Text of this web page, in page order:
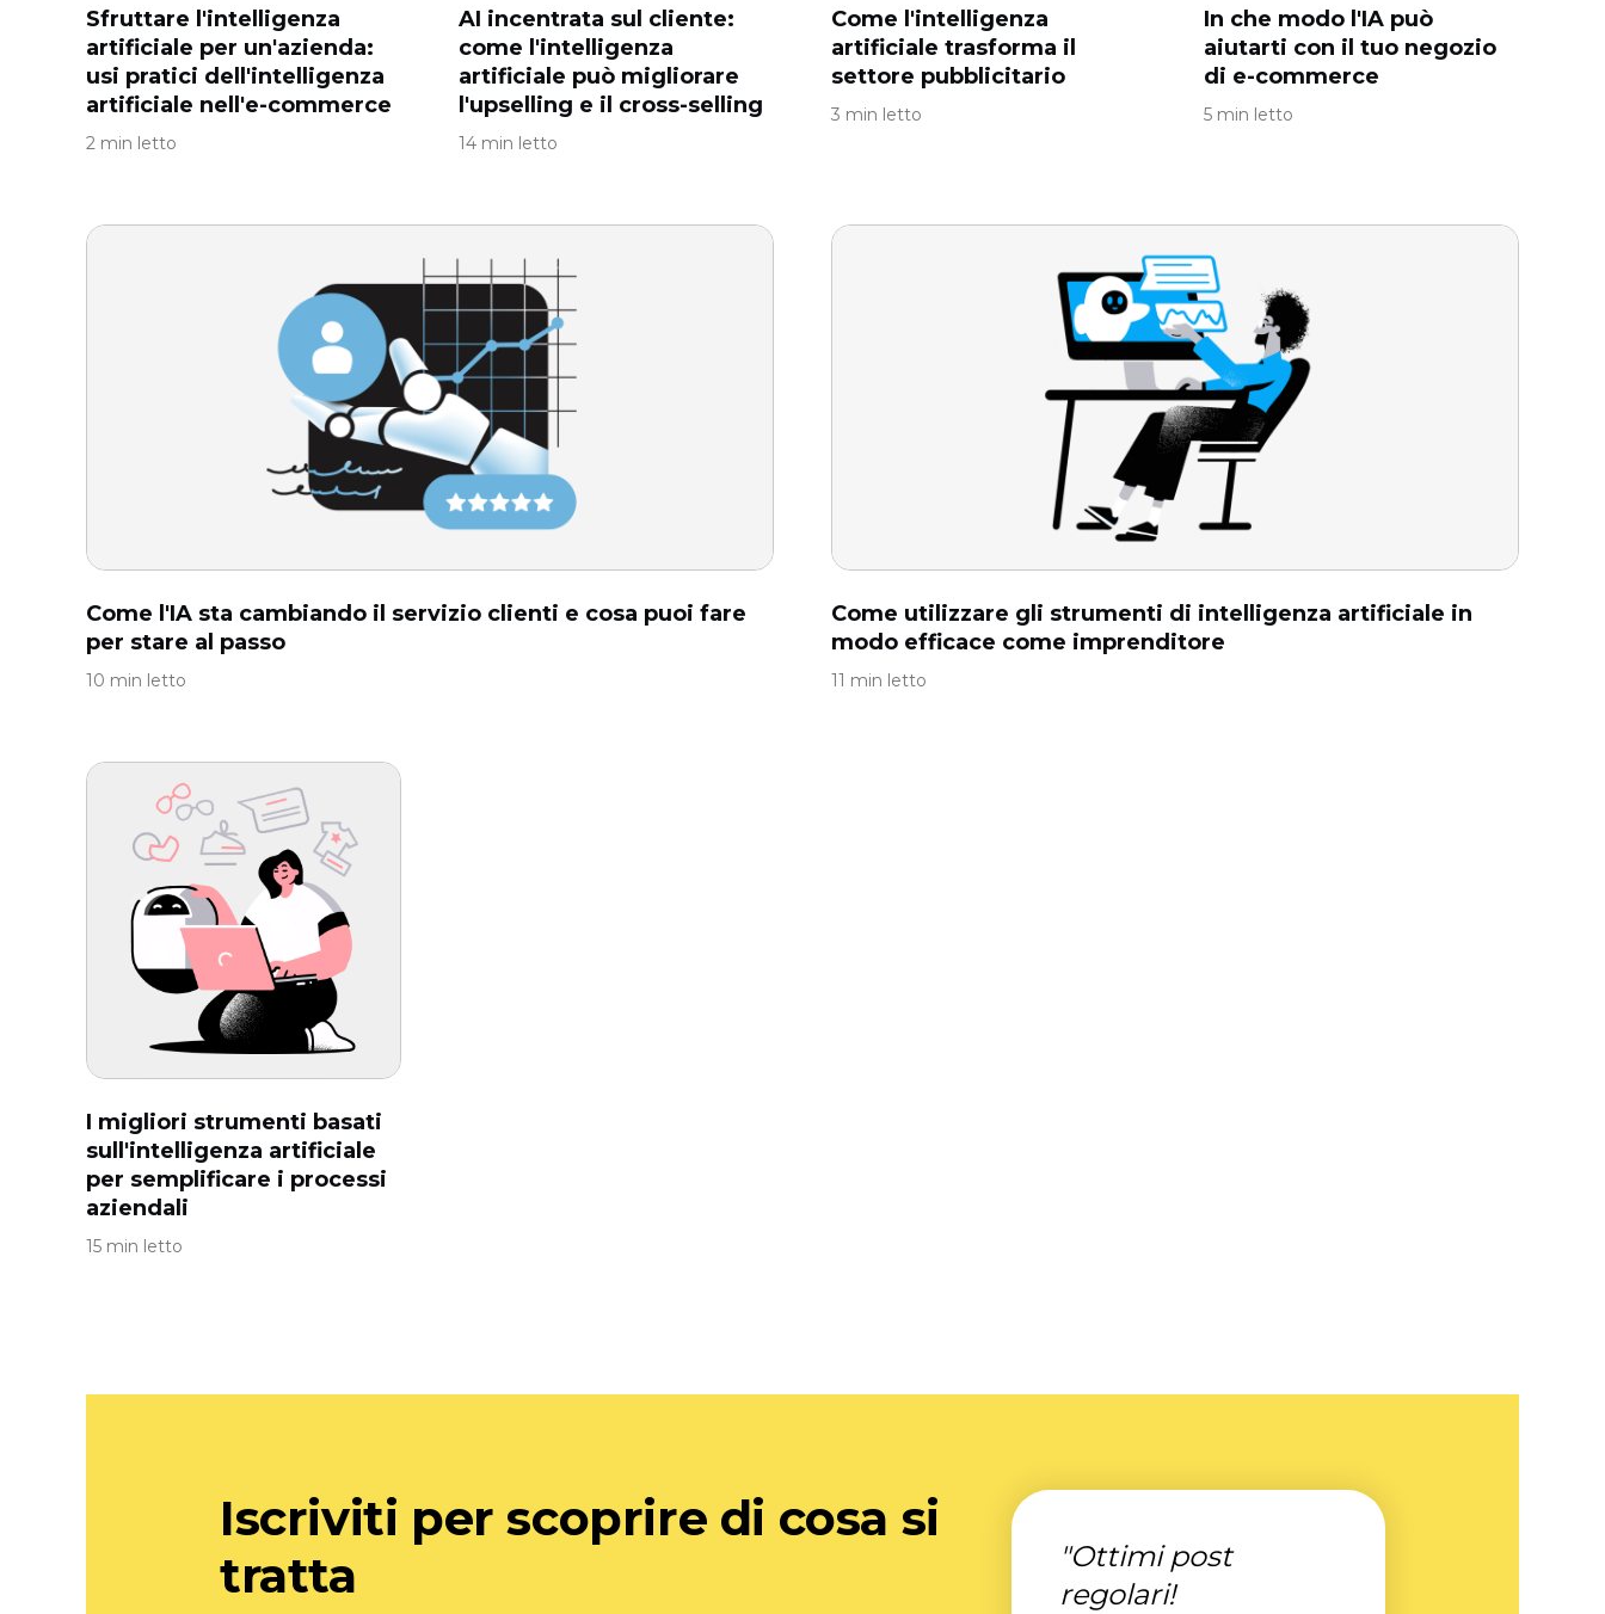
Sfruttare l'intelligenza
artificiale per un'azienda:
usi pratici dell'intelligenza
artificiale nell'e-commerce
2 min letto
AI incentrata sul cliente:
come l'intelligenza
artificiale può migliorare
l'upselling e il cross-selling
14 min letto
Come l'intelligenza
artificiale trasforma il
settore pubblicitario
3 min letto
In che modo l'IA può
aiutarti con il tuo negozio
di e-commerce
5 min letto
Come l'IA sta cambiando il servizio clienti e cosa puoi fare
per stare al passo
10 min letto
Come utilizzare gli strumenti di intelligenza artificiale in
modo efficace come imprenditore
11 min letto
I migliori strumenti basati
sull'intelligenza artificiale
per semplificare i processi
aziendali
15 min letto
Iscriviti per scoprire di cosa si
tratta
"Ottimi post
regolari!